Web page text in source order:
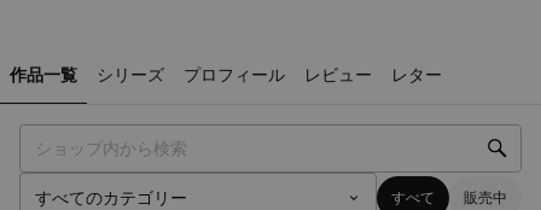
作品一覧 シリーズ プロフィール レビュー レター
すべて 販売中